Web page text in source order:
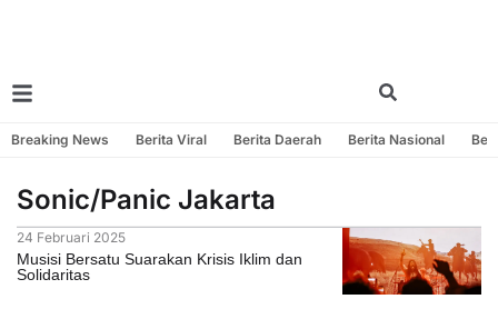
Breaking News Berita Viral Berita Daerah Berita Nasional
Sonic/Panic Jakarta
24 Februari 2025
Musisi Bersatu Suarakan Krisis Iklim dan
Solidaritas